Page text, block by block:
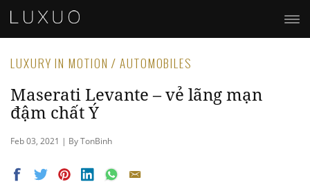
LUXURY IN MOTION / AUTOMOBILES
Maserati Levante – vẻ lãng mạn
đậm chất Ý
Feb 03, 2021 | By TonBinh